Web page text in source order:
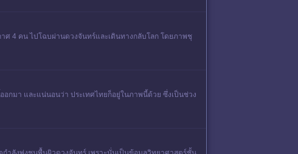
ศ 4 คน ไปโฉบผ่านดวงจันทร์และเดินทางกลับโลก โดยภาพชุ
อกมา และแน่นอนว่า ประเทศไทยก็อยู่ในภาพนี้ด้วย ซึ่งเป็นช่วง